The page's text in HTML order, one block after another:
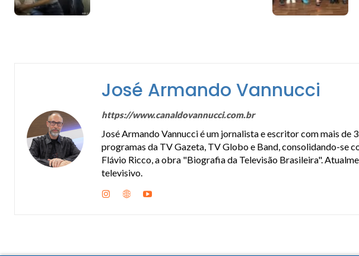
José Armando Vannucci
https://www.canaldovannucci.com.br
José Armando Vannucci é um jornalista e escritor com mais de
programas da TV Gazeta, TV Globo e Band, consolidando-se
Flávio Ricco, a obra "Biografia da Televisão Brasileira".
televisivo.